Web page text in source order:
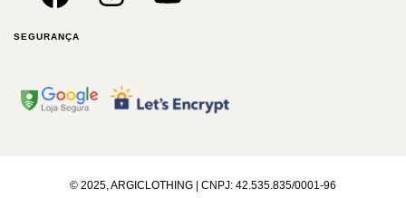
SEGURANÇA
© 2025, ARGICLOTHING | CNPJ: 42.535.835/0001-96